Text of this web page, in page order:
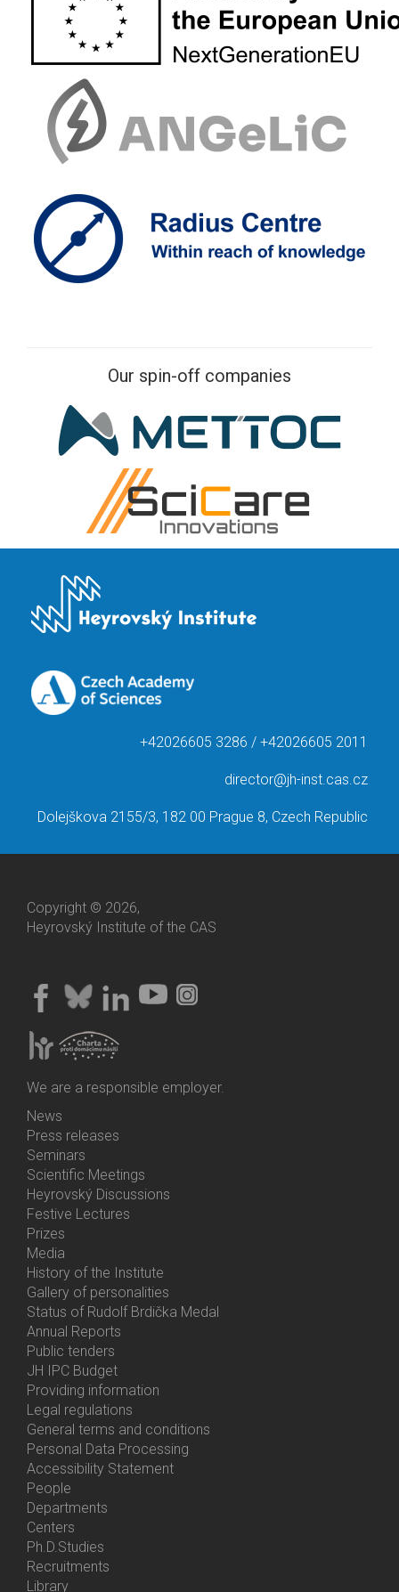
Our spin-off companies
+42026605 3286 / +42026605 2011
director@jh-inst.cas.cz
Dolejškova 2155/3, 182 00 Prague 8, Czech Republic
Copyright © 2026,
Heyrovský Institute of the CAS
We are a responsible employer.
Bottom
Menu
Activities
News
Press releases
Seminars
Scientific Meetings
Heyrovský Discussions
Festive Lectures
Prizes
Media
History of the Institute
Gallery of personalities
Status of Rudolf Brdička Medal
Bottom
Menu
About
Us
Annual Reports
Public tenders
JH IPC Budget
Providing information
Legal regulations
General terms and conditions
Personal Data Processing
Accessibility Statement
Bottom
Menu
Contacts
People
Departments
Centers
Ph.D.Studies
Recruitments
Library